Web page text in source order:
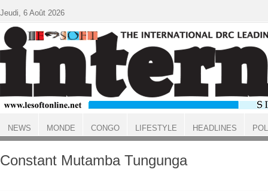
ACCUEIL
Constant Mutamba Tungunga
Jeudi, 6 Août 2026
NEWS MONDE CONGO LIFESTYLE HEADLINES